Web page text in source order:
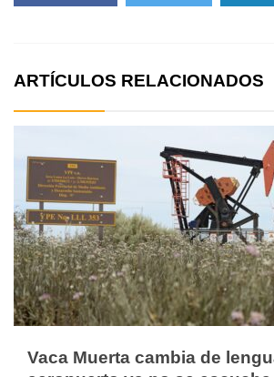
ARTÍCULOS RELACIONADOS
Vaca Muerta cambia de